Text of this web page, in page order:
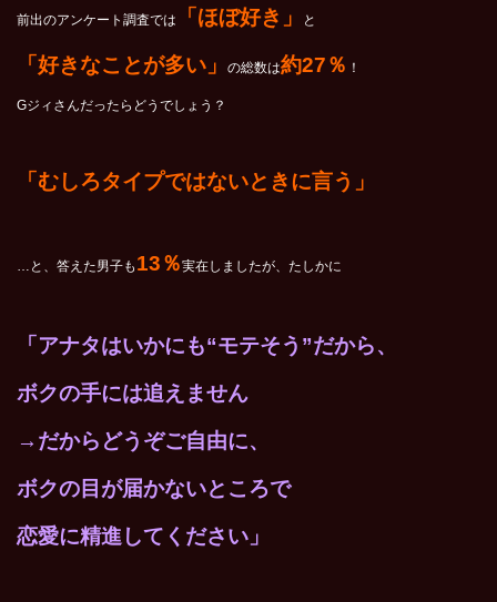
前出のアンケート調査では 「ほぼ好き」 と
「好きなことが多い」 の総数は約27％ ！
Gジィさんだったらどうでしょう？
「むしろタイプではないときに言う」
…と、答えた男子も 13％実在しましたが、たしかに
「アナタはいかにも“モテそう”だから、
ボクの手には追えません
→だからどうぞご自由に、
ボクの目が届かないところで
恋愛に精進してください」